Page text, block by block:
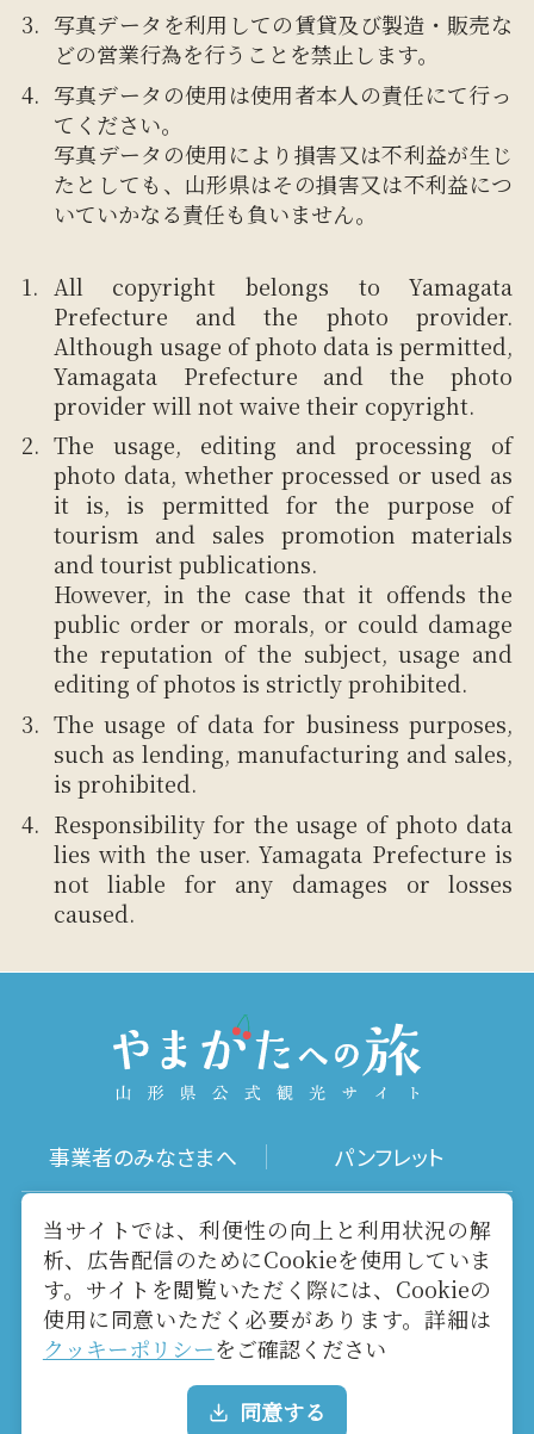
写真データを利用しての賃貸及び製造・販売な
どの営業行為を行うことを禁止します。
写真データの使用は使用者本人の責任にて行っ
てください。
写真データの使用により損害又は不利益が生じ
たとしても、山形県はその損害又は不利益につ
いていかなる責任も負いません。
All copyright belongs to Yamagata
Prefecture and the photo provider.
Although usage of photo data is permitted,
Yamagata Prefecture and the photo
provider will not waive their copyright.
The usage, editing and processing of
photo data, whether processed or used as
it is, is permitted for the purpose of
tourism and sales promotion materials
and tourist publications.
However, in the case that it offends the
public order or morals, or could damage
the reputation of the subject, usage and
editing of photos is strictly prohibited.
The usage of data for business purposes,
such as lending, manufacturing and sales,
is prohibited.
Responsibility for the usage of photo data
lies with the user. Yamagata Prefecture is
not liable for any damages or losses
caused.
事業者のみなさまへ パンフレット
写真ダウンロード 動画ギャラリー
お役立ちリンク 当サイトについて
メールマガジン お問い合わせ
当サイトでは、利便性の向上と利用状況の解
析、広告配信のためにCookieを使用していま
す。サイトを閲覧いただく際には、Cookieの
使用に同意いただく必要があります。詳細は
クッキーポリシーをご確認ください
同意する